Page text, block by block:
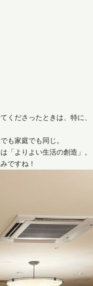
くださったときは、特に、
も家庭でも同じ。
「よりよい生活の創造」。
ですね！